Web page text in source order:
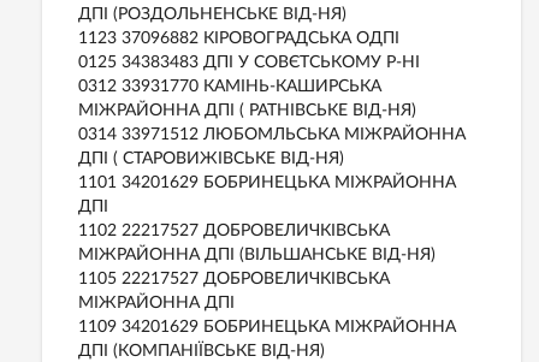
ДПI (РОЗДОЛЬНЕНСЬКЕ ВIД-НЯ)
1123 37096882 КIРОВОГРАДСЬКА ОДПI
0125 34383483 ДПI У СОВЄТСЬКОМУ Р-НI
0312 33931770 КАМIНЬ-КАШИРСЬКА
МIЖРАЙОННА ДПI ( РАТНIВСЬКЕ ВIД-НЯ)
0314 33971512 ЛЮБОМЛЬСЬКА МIЖРАЙОННА
ДПI ( СТАРОВИЖIВСЬКЕ ВIД-НЯ)
1101 34201629 БОБРИНЕЦЬКА МIЖРАЙОННА
ДПI
1102 22217527 ДОБРОВЕЛИЧКIВСЬКА
МIЖРАЙОННА ДПI (ВIЛЬШАНСЬКЕ ВIД-НЯ)
1105 22217527 ДОБРОВЕЛИЧКIВСЬКА
МIЖРАЙОННА ДПI
1109 34201629 БОБРИНЕЦЬКА МIЖРАЙОННА
ДПI (КОМПАНIЇВСЬКЕ ВIД-НЯ)